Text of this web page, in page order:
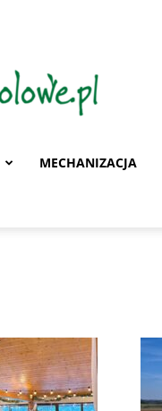
MECHANIZACJA